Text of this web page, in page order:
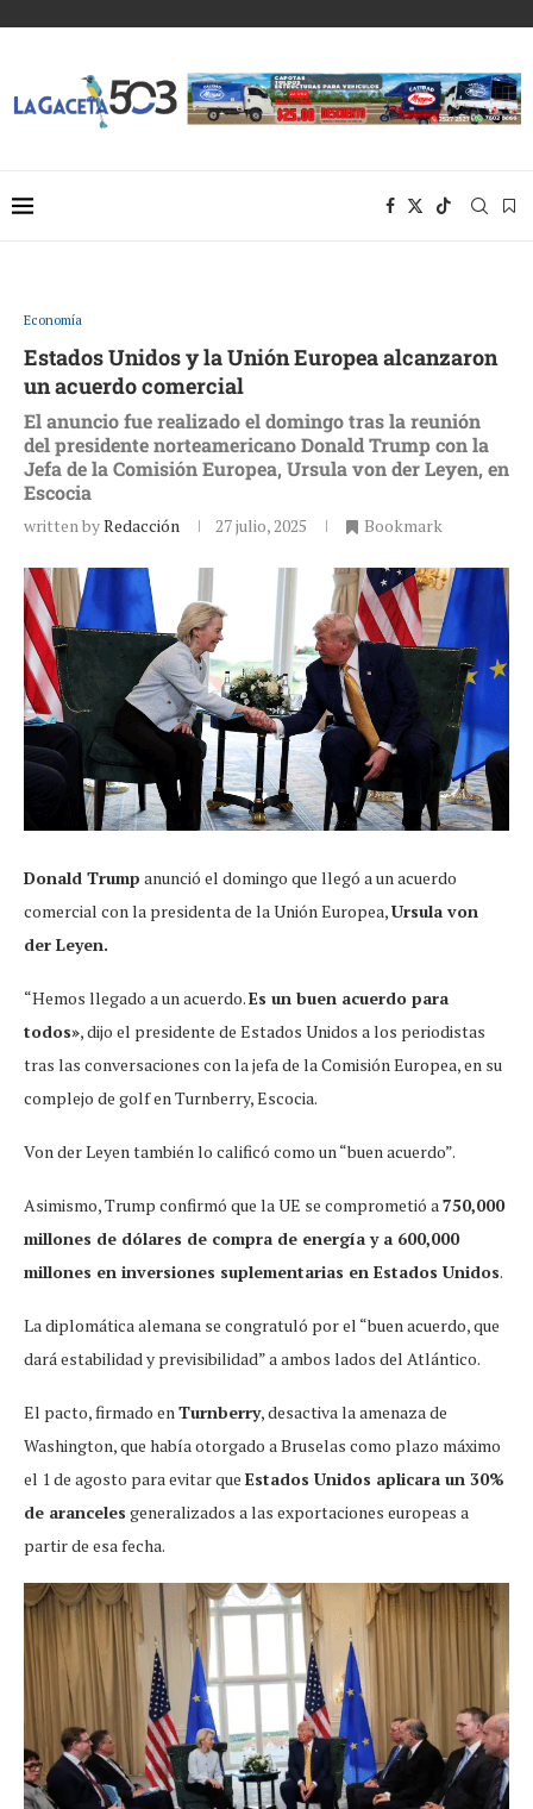
Economía
Estados Unidos y la Unión Europea alcanzaron
un acuerdo comercial
El anuncio fue realizado el domingo tras la reunión
del presidente norteamericano Donald Trump con la
Jefa de la Comisión Europea, Ursula von der Leyen, en
Escocia
written byRedacción 27 julio, 2025 Bookmark
Donald Trump anunció el domingo que llegó a un acuerdo
comercial con la presidenta de la Unión Europea,Ursula von
der Leyen.
“Hemos llegado a un acuerdo.Es un buen acuerdo para
todos», dijo el presidente de Estados Unidos a los periodistas
tras las conversaciones con la jefa de la Comisión Europea, en su
complejo de golf en Turnberry, Escocia.
Von der Leyen también lo calificó como un “buen acuerdo”.
Asimismo, Trump confirmó que la UE se comprometió a 750,000
millones de dólares de compra de energía y a 600,000
millones en inversiones suplementarias en Estados Unidos.
La diplomática alemana se congratuló por el “buen acuerdo, que
dará estabilidad y previsibilidad” a ambos lados del Atlántico.
El pacto, firmado en Turnberry, desactiva la amenaza de
Washington, que había otorgado a Bruselas como plazo máximo
el 1 de agosto para evitar que Estados Unidos aplicara un 30%
de aranceles generalizados a las exportaciones europeas a
partir de esa fecha.